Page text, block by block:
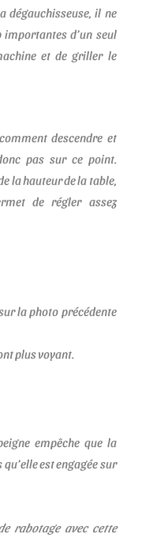
dégauchisseuse, il ne
d’un seul
et de griller le
descendre et
pas sur ce point.
la hauteur de la table,
de régler assez
la photo précédente
plus voyant.
empêche que la
est engagée sur
rabotage avec cette